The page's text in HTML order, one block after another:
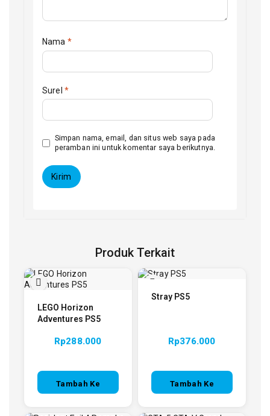
Nama *
Surel *
Simpan nama, email, dan situs web saya pada
peramban ini untuk komentar saya berikutnya.
Produk Terkait
LEGO Horizon
Adventures PS5
Rp288.000
Tambah Ke
Stray PS5
Rp376.000
Tambah Ke